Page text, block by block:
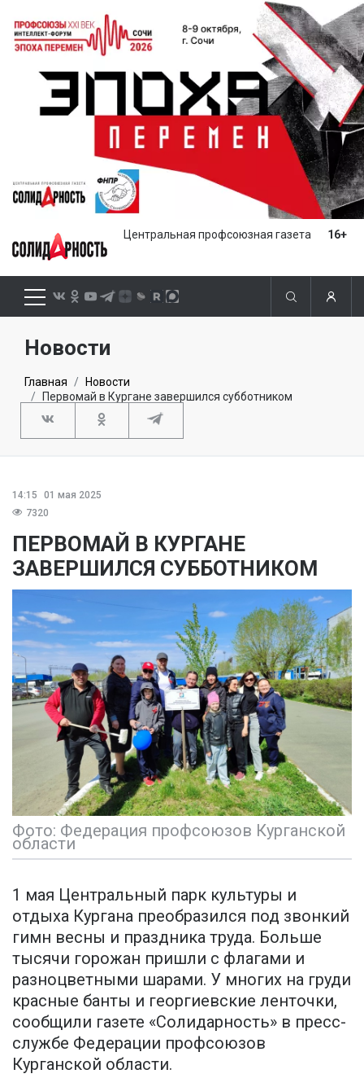
Центральная профсоюзная газета 16+
Новости
Главная
Новости
Первомай в Кургане завершился субботником
14:15
01 мая 2025
7320
ПЕРВОМАЙ В КУРГАНЕ
ЗАВЕРШИЛСЯ СУББОТНИКОМ
Фото: Федерация профсоюзов Курганской
области
1 мая Центральный парк культуры и
отдыха Кургана преобразился под звонкий
гимн весны и праздника труда. Больше
тысячи горожан пришли с флагами и
разноцветными шарами. У многих на груди
красные банты и георгиевские ленточки,
сообщили газете «Солидарность» в пресс-
службе Федерации профсоюзов
Курганской области.